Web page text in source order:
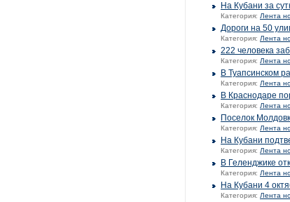
На Кубани за
Категория: Лента
Дороги на 50
Категория: Лента
222 человека
Категория: Лента
В Туапсинском
Категория: Лента
В Краснодаре
Категория: Лента
Поселок
Категория: Лента
На Кубани
Категория: Лента
В Геленджике
Категория: Лента
На Кубани 4
Категория: Лента